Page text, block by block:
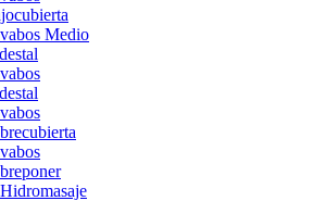
Medio